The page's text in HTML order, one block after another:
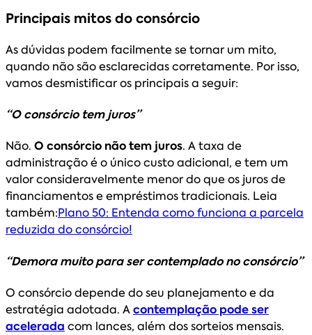
Principais mitos do consórcio
As dúvidas podem facilmente se tornar um mito,
quando não são esclarecidas corretamente. Por isso,
vamos desmistificar os principais a seguir:
“O consórcio tem juros”
Não. O consórcio não tem juros. A taxa de
administração é o único custo adicional, e tem um
valor consideravelmente menor do que os juros de
financiamentos e empréstimos tradicionais. Leia
também:Plano 50: Entenda como funciona a parcela
reduzida do consórcio!
“Demora muito para ser contemplado no consórcio”
O consórcio depende do seu planejamento e da
estratégia adotada. Acontemplação pode ser
acelerada com lances, além dos sorteios mensais.